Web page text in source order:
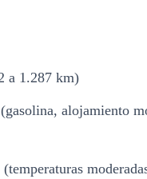
a 1.287 km)
alojamiento